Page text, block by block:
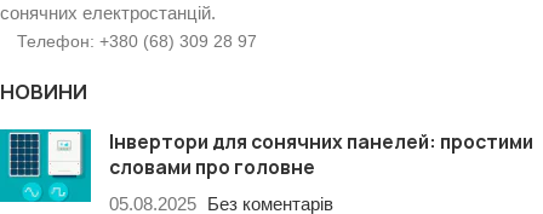
сонячних електростанцій.
Телефон: +380 (68) 309 28 97
НОВИНИ
Інвертори для сонячних панелей: простими
словами про головне
05.08.2025 Без коментарів